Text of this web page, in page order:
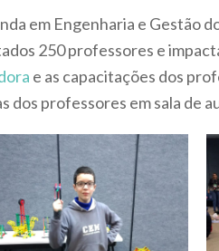
em Engenharia e Gestão
250 professores e
e as capacitações dos
dos professores em sala de